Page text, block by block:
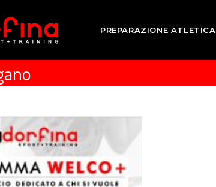
PREPARAZIONE ATLETICA